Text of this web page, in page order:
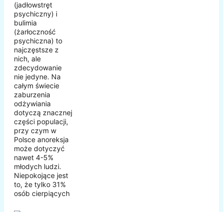
(jadłowstręt
psychiczny) i
bulimia
(żarłoczność
psychiczna) to
najczęstsze z
nich, ale
zdecydowanie
nie jedyne. Na
całym świecie
zaburzenia
odżywiania
dotyczą znacznej
części populacji,
przy czym w
Polsce anoreksja
może dotyczyć
nawet 4-5%
młodych ludzi.
Niepokojące jest
to, że tylko 31%
osób cierpiących